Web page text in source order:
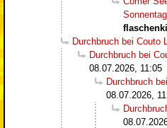
Durchbruch bei Couto
Durchbruch bei
08.07.2026, 11:05
Durchbruch
08.07.2026,